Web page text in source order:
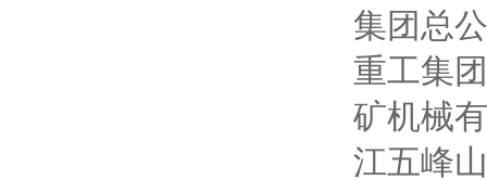
集团总
重工集
矿机械
江五峰